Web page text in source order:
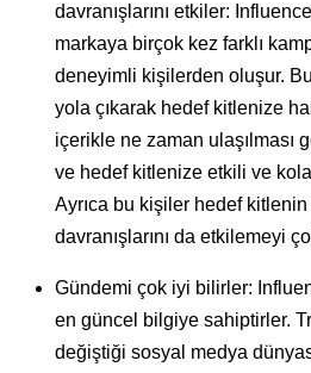
davranışlarını etkiler:
markaya birçok kez farklı
deneyimli kişilerden oluşur.
yola çıkarak hedef kitlenize
içerikle ne zaman ulaşılması
ve hedef kitlenize etkili ve
Ayrıca bu kişiler hedef kitlenin
davranışlarını da etkilemeyi
Gündemi çok iyi bilirler:
en güncel bilgiye sahiptirler.
değiştiği sosyal medya